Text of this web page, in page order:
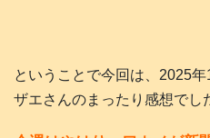
ということで今回は、2025
ザエさんのまったり感想で